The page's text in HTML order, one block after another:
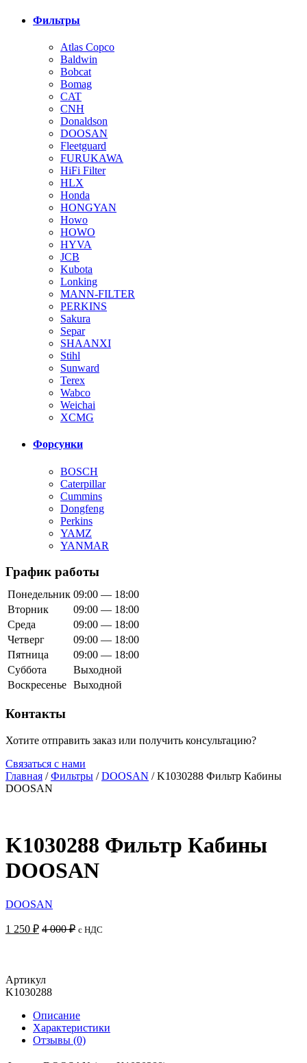
Фильтры
Atlas Copco
Baldwin
Bobcat
Bomag
CAT
CNH
Donaldson
DOOSAN
Fleetguard
FURUKAWA
HiFi Filter
HLX
Honda
HONGYAN
Howo
HOWO
HYVA
JCB
Kubota
Lonking
MANN-FILTER
PERKINS
Sakura
Separ
SHAANXI
Stihl
Sunward
Terex
Wabco
Weichai
XCMG
Форсунки
BOSCH
Caterpillar
Cummins
Dongfeng
Perkins
YAMZ
YANMAR
График работы
Понедельник 09:00 — 18:00
Вторник
09:00 — 18:00
Среда
09:00 — 18:00
Четверг
09:00 — 18:00
Пятница
09:00 — 18:00
Суббота
Выходной
Воскресенье Выходной
Контакты
Хотите отправить заказ или получить консультацию?
Связаться с нами
Главная /Фильтры /DOOSAN / K1030288 Фильтр Кабины
DOOSAN
K1030288 Фильтр Кабины
DOOSAN
DOOSAN
1 250 ₽ 4 000₽ с НДС
Артикул
K1030288
Описание
Характеристики
Отзывы (0)